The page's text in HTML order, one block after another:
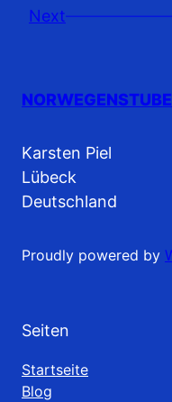
Next
NORWEGENSTUBE
Karsten Piel
Lübeck
Deutschland
Proudly powered by
Seiten
Startseite
Blog